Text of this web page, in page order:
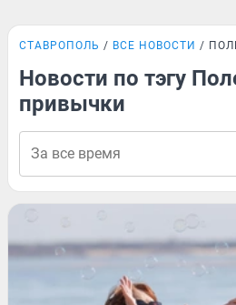
СТАВРОПОЛЬ ВСЕ НОВОСТИ
Новости по тэгу
привычки